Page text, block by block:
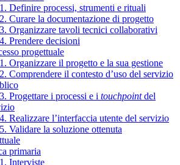
Definire processi, strumenti e rituali
Curare la documentazione di progetto
Organizzare tavoli tecnici collaborativi
Prendere decisioni
progettuale
Organizzare il progetto e la sua gestione
Comprendere il contesto d’uso del servizio
Progettare i processi e i touchpointdel
Realizzare l’interfaccia utente del servizio
Validare la soluzione ottenuta
primaria
Interviste